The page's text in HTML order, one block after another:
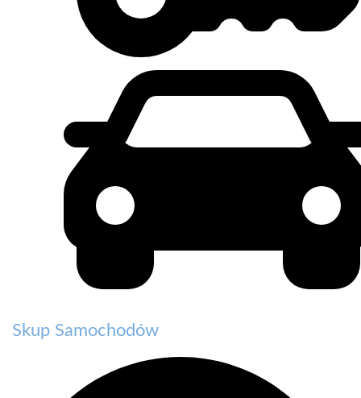
Skup Samochodów